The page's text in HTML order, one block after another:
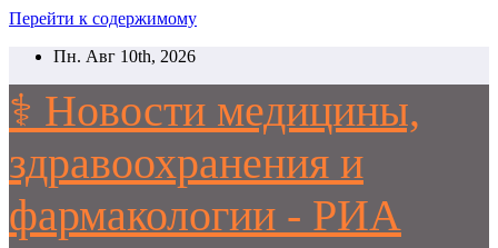
Перейти к содержимому
Пн. Авг 10th, 2026
⚕️ Новости медицины,
здравоохранения и
фармакологии - РИА